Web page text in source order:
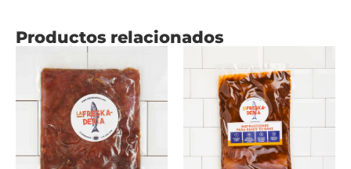
Productos relacionados